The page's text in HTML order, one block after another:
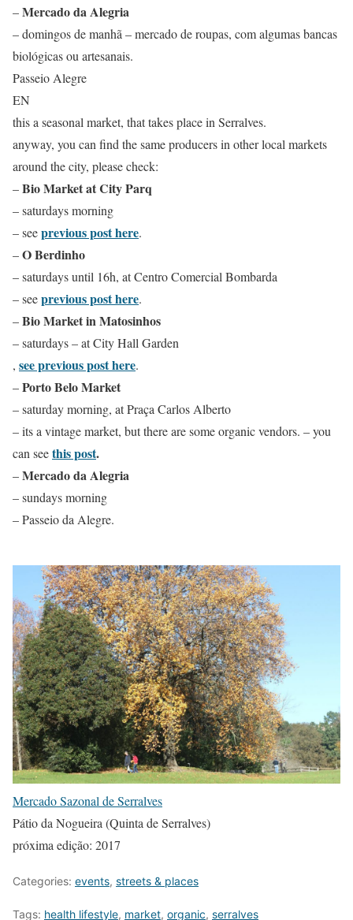
–Mercado da Alegria
– domingos de manhã – mercado de roupas, com algumas bancas
biológicas ou artesanais.
Passeio Alegre
EN
this a seasonal market, that takes place in Serralves.
anyway, you can find the same producers in other local markets
around the city, please check:
–Bio Market at City Parq
– saturdays morning
– seeprevious post here.
–O Berdinho
– saturdays until 16h, at Centro Comercial Bombarda
– seeprevious post here.
–Bio Market in Matosinhos
– saturdays – at City Hall Garden
, see previous post here.
–Porto Belo Market
– saturday morning, at Praça Carlos Alberto
– its a vintage market, but there are some organic vendors. – you
can seethis post.
–Mercado da Alegria
– sundays morning
– Passeio da Alegre.
Mercado Sazonal de Serralves
Pátio da Nogueira (Quinta de Serralves)
próxima edição: 2017
Categories: events, streets & places
Tags: health lifestyle, market, organic, serralves